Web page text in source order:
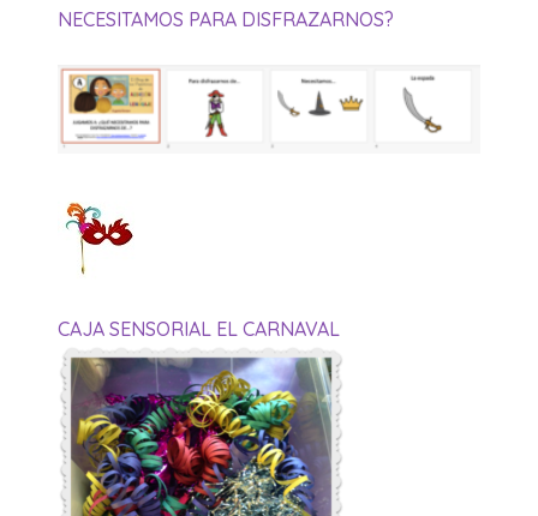
NECESITAMOS PARA DISFRAZARNOS?
CAJA SENSORIAL EL CARNAVAL